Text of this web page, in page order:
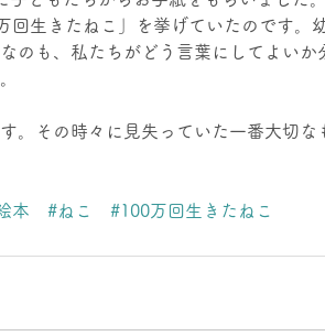
回生きたねこ」を挙げていたのです。
のも、私たちがどう言葉にしてよいか
。その時々に見失っていた一番大切な
本 #ねこ #100万回生きたねこ